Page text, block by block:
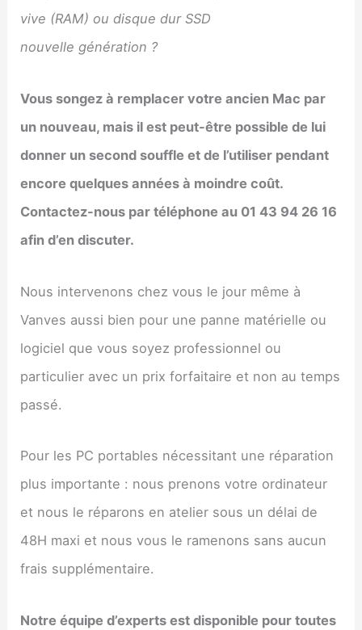
vive (RAM) ou disque dur SSD
nouvelle génération ?
Vous songez à remplacer votre ancien Mac par
un nouveau, mais il est peut-être possible de lui
donner un second souffle et de l’utiliser pendant
encore quelques années à moindre coût.
Contactez-nous par téléphone au 01 43 94 26 16
afin d’en discuter.
Nous intervenons chez vous le jour même à
Vanves aussi bien pour une panne matérielle ou
logiciel que vous soyez professionnel ou
particulier avec un prix forfaitaire et non au temps
passé.
Pour les PC portables nécessitant une réparation
plus importante : nous prenons votre ordinateur
et nous le réparons en atelier sous un délai de
48H maxi et nous vous le ramenons sans aucun
frais supplémentaire.
Notre équipe d’experts est disponible pour toutes